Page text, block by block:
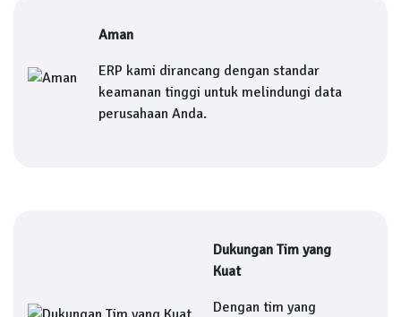
Aman
ERP kami dirancang dengan standar
keamanan tinggi untuk melindungi data
perusahaan Anda.
Dukungan Tim yang
Kuat
Dengan tim yang